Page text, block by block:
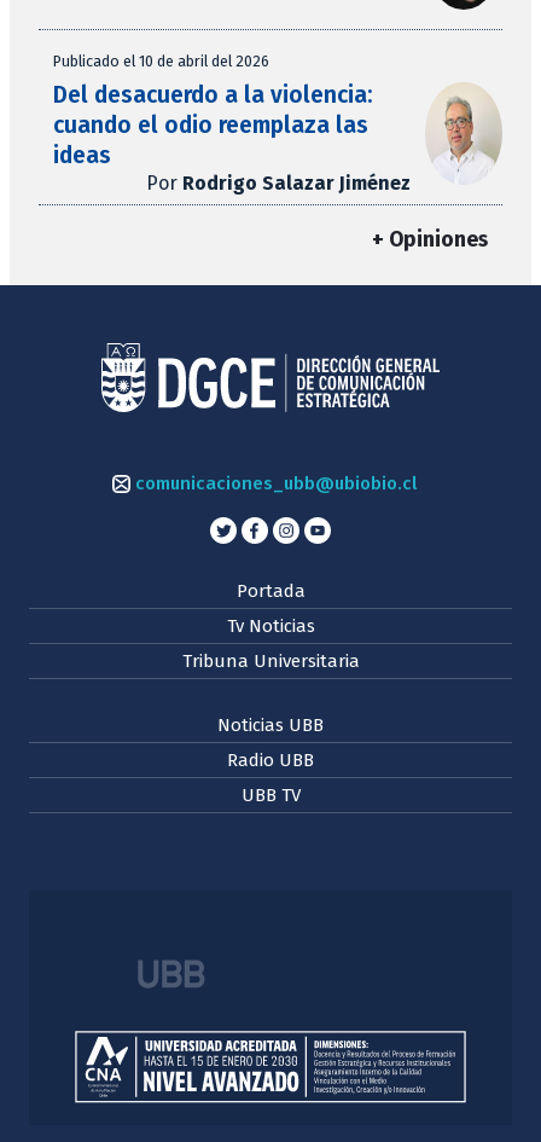
Publicado el 10 de abril del 2026
Del desacuerdo a la violencia:
cuando el odio reemplaza las
ideas
Por Rodrigo Salazar Jiménez
+ Opiniones
comunicaciones_ubb@ubiobio.cl
Portada
Tv Noticias
Tribuna Universitaria
Noticias UBB
Radio UBB
UBB TV